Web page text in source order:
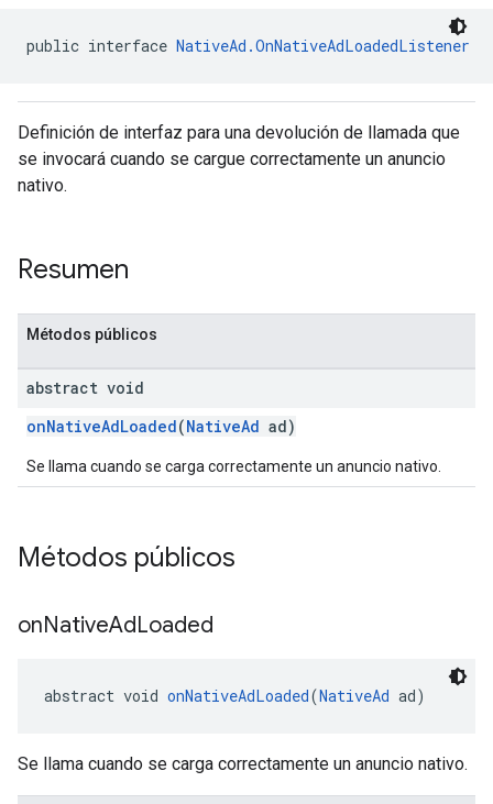
public interface NativeAd.OnNativeAdLoadedListener
Definición de interfaz para una devolución de llamada que
se invocará cuando se cargue correctamente un anuncio
nativo.
Resumen
Métodos públicos
abstract void
onNativeAdLoaded(NativeAd ad)
Se llama cuando se carga correctamente un anuncio nativo.
Métodos públicos
onNativeAdLoaded
abstract void onNativeAdLoaded(NativeAd ad)
Se llama cuando se carga correctamente un anuncio nativo.